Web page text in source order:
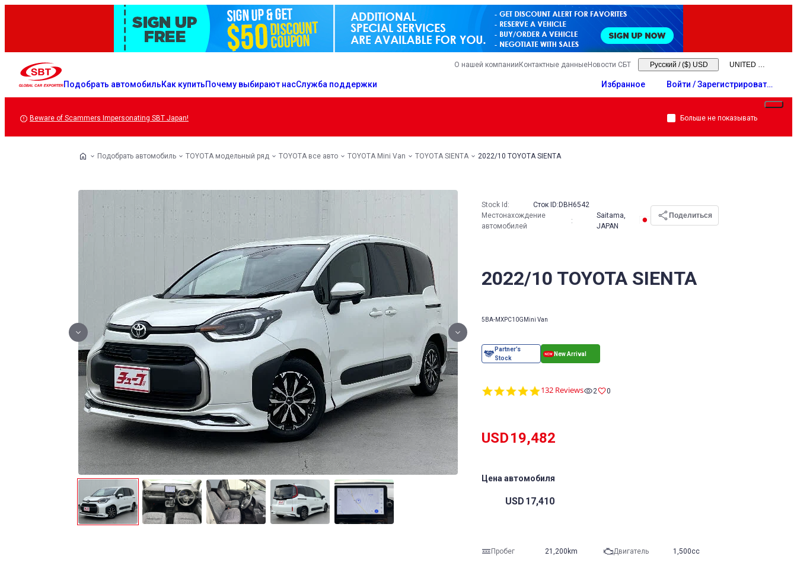
Подобрать автомобильКак купитьПочему выбирают насСлужба поддержки
О нашей компанииКонтактные данныеНовости СБТ Русский / ($) USD
Избранное
Войти / Зарегистрировать
ся
Beware of Scammers Impersonating SBT Japan! Больше не показывать
Подобрать автомобиль TOYOTA модельный ряд TOYOTA все авто TOYOTA Mini Van TOYOTA SIENTA 2022/10 TOYOTA SIENTA
2022/10 TOYOTA SIENTA
5BA-MXPC10G Mini Van
Stock Id: Сток ID: DBH6542
Местонахождение
автомобилей
:
Saitama,
JAPAN
Поделиться
4.8
132 Reviews 2 0
USD19,482
Цена автомобиля
USD 17,410
Пробег 21,200km Двигатель 1,500cc